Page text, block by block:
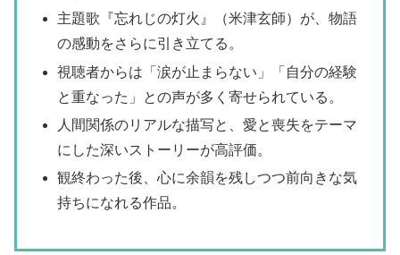
主題歌『忘れじの灯火』（米津玄師）が、物語
の感動をさらに引き立てる。
視聴者からは「涙が止まらない」「自分の経験
と重なった」との声が多く寄せられている。
人間関係のリアルな描写と、愛と喪失をテーマ
にした深いストーリーが高評価。
観終わった後、心に余韻を残しつつ前向きな気
持ちになれる作品。